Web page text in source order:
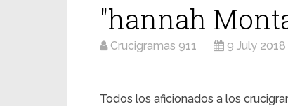
"hannah
Crucigramas 911 9 July 2018
Todos los aficionados a los